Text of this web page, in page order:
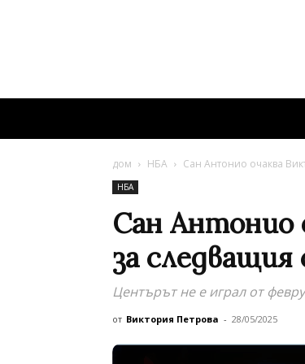
дом НБА Сан Антонио очаква
НБА
Сан Антонио
за
Центърът не е играл от
от Виктория Петрова - 28/05/2025